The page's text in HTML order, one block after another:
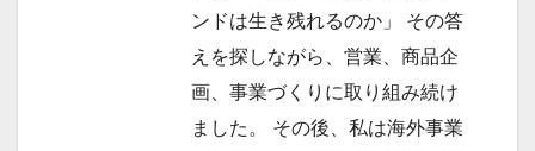
ンドは生き残れるのか」 その答
えを探しながら、営業、商品企
画、事業づくりに取り組み続け
ました。 その後、私は海外事業